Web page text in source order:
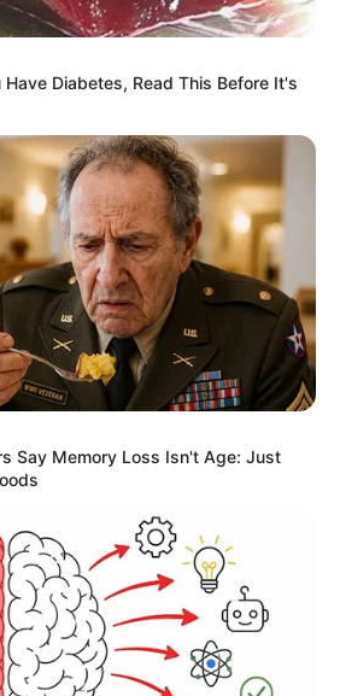
sociales de Santa Marta.
Santa Marta.
AL CANAL DE WHATSAPP
Marta ha dado paso a un
precios y condiciones a los
Diabetes, Read This Before It's
Say Memory Loss Isn't Age: Just